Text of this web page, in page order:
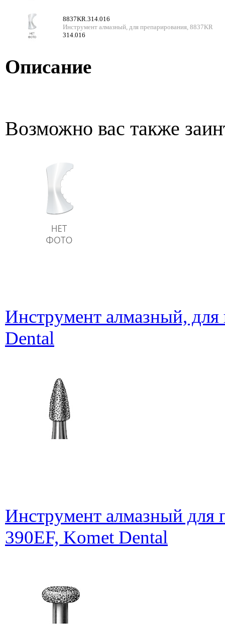
8837KR.314.016
Инструмент алмазный, для препарирования, 8837KR
314.016
Описание
Возможно вас также
Инструмент алмазный,
Dental
Инструмент алмазный для
390EF, Komet Dental